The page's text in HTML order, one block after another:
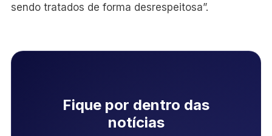
sendo tratados de forma desrespeitosa”.
Fique por dentro das
notícias